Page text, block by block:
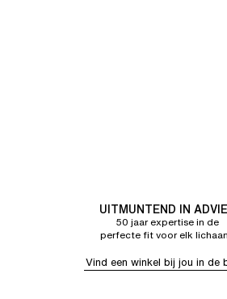
UITMUNTEND IN
50 jaar expertise in de
perfecte fit voor elk
Vind een winkel bij jou in de